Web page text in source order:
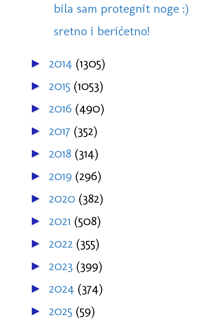
bila sam protegnit noge :)
sretno i berićetno!
► 2014 (1305)
► 2015 (1053)
► 2016 (490)
► 2017 (352)
► 2018 (314)
► 2019 (296)
► 2020 (382)
► 2021 (508)
► 2022 (355)
► 2023 (399)
► 2024 (374)
► 2025 (59)